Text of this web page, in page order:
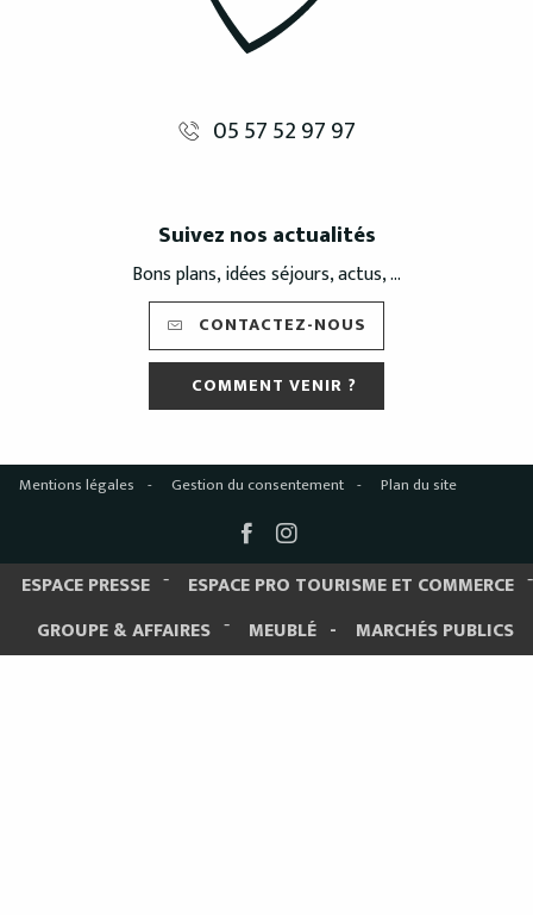
05 57 52 97 97
Suivez nos actualités
Bons plans, idées séjours, actus, ...
CONTACTEZ-NOUS
COMMENT VENIR ?
Mentions légales Gestion du consentement Plan du site
ESPACE PRESSE
ESPACE PRO TOURISME ET COMMERCE
GROUPE & AFFAIRES
MEUBLÉ MARCHÉS PUBLICS